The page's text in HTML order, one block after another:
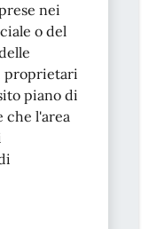
nei
o del
proprietari
piano di
che l'area